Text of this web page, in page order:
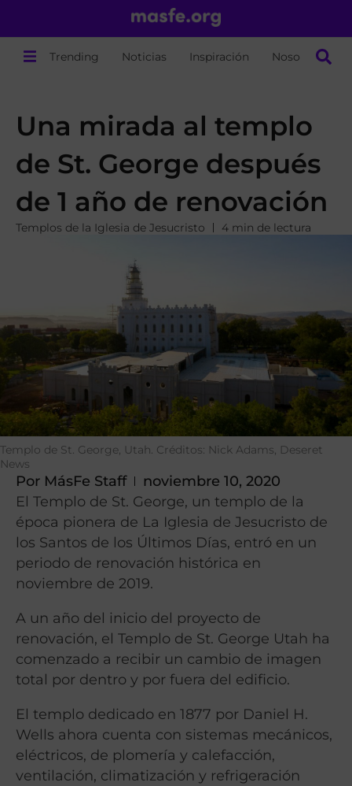
Trending Noticias Inspiración Nosotros
Una mirada al templo
de St. George después
de 1 año de renovación
Templos de la Iglesia de Jesucristo 4 min de lectura
Templo de St. George, Utah. Créditos: Nick Adams, Deseret
News
Por MásFe Staff
noviembre 10, 2020
El Templo de St. George, un templo de la
época pionera de La Iglesia de Jesucristo de
los Santos de los Últimos Días, entró en un
periodo de renovación histórica en
noviembre de 2019.
A un año del inicio del proyecto de
renovación, el Templo de St. George Utah ha
comenzado a recibir un cambio de imagen
total por dentro y por fuera del edificio.
El templo dedicado en 1877 por Daniel H.
Wells ahora cuenta con sistemas mecánicos,
eléctricos, de plomería y calefacción,
ventilación, climatización y refrigeración